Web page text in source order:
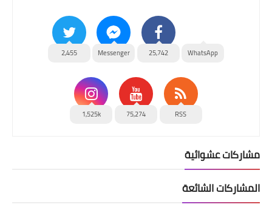
WhatsApp
25,742
Messenger
2,455
RSS
75,274
1,525k
مشاركات عشوائية
المشاركات الشائعة